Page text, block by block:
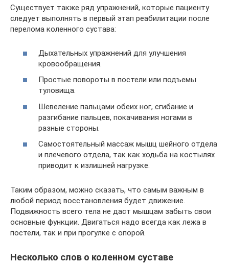
Существует также ряд упражнений, которые пациенту
следует выполнять в первый этап реабилитации после
перелома коленного сустава:
Дыхательных упражнений для улучшения
кровообращения.
Простые повороты в постели или подъемы
туловища.
Шевеление пальцами обеих ног, сгибание и
разгибание пальцев, покачивания ногами в
разные стороны.
Самостоятельный массаж мышц шейного отдела
и плечевого отдела, так как ходьба на костылях
приводит к излишней нагрузке.
Таким образом, можно сказать, что самым важным в
любой период восстановления будет движение.
Подвижность всего тела не даст мышцам забыть свои
основные функции. Двигаться надо всегда как лежа в
постели, так и при прогулке с опорой.
Несколько слов о коленном суставе